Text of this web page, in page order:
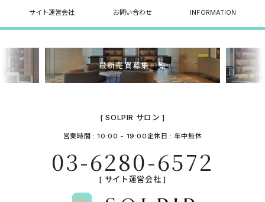
サイト運営会社 お問い合わせ INFORMATION
最新売買募集一覧
[ SOLPIR サロン ]
営業時間 : 10:00 - 19:00 定休日 : 年中無休
03-6280-6572
[ サイト運営会社 ]